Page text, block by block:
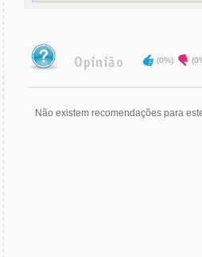
(0%)
Não existem recomendações para